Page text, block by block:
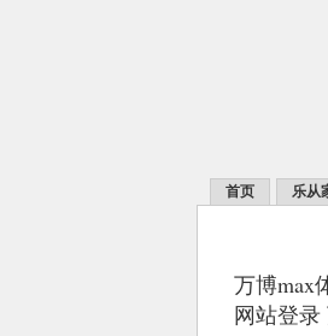
首页 乐从
万博max
网站登录